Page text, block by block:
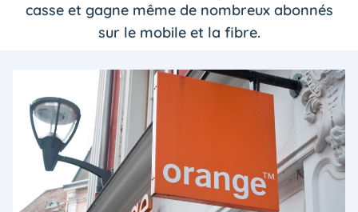
casse et gagne même de nombreux abonnés
sur le mobile et la fibre.